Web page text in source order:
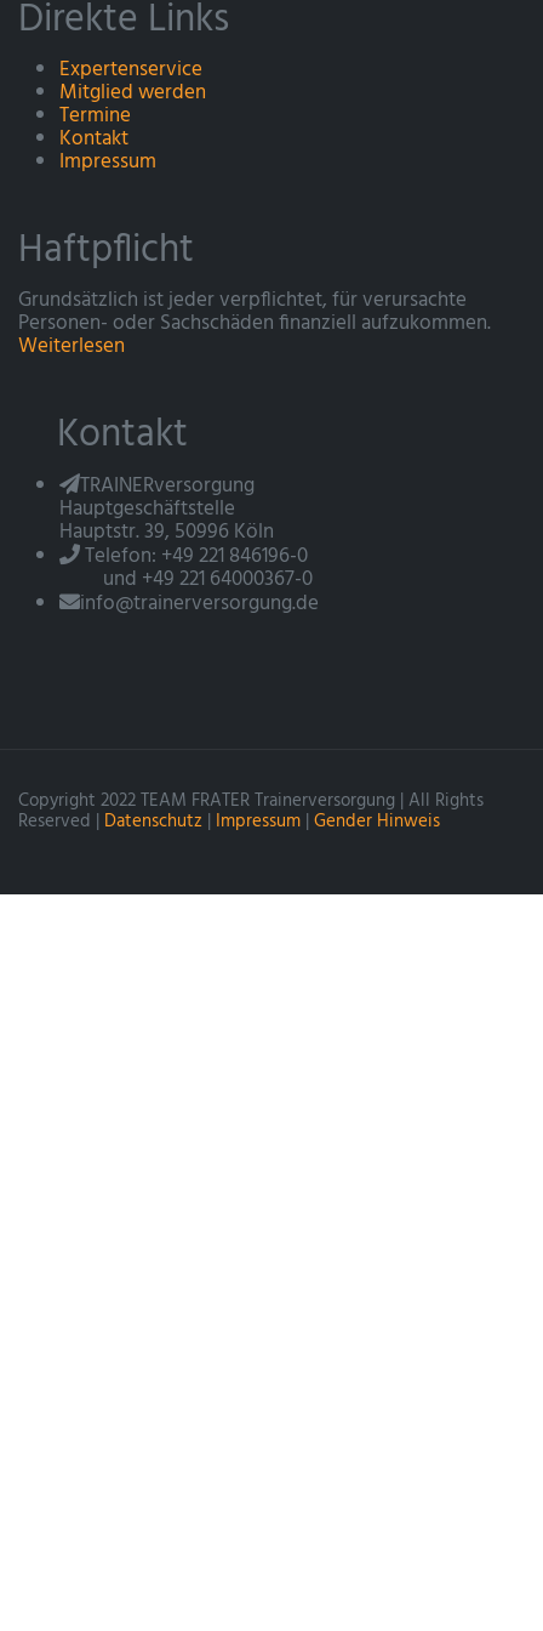
Direkte Links
Expertenservice
Mitglied werden
Termine
Kontakt
Impressum
Haftpflicht
Grundsätzlich ist jeder verpflichtet, für verursachte
Personen- oder Sachschäden finanziell aufzukommen.
Weiterlesen
Kontakt
TRAINERversorgung
Hauptgeschäftstelle
Hauptstr. 39, 50996 Köln
Telefon: +49 221 846196-0
und +49 221 64000367-0
info@trainerversorgung.de
Copyright 2022 TEAM FRATER Trainerversorgung | All Rights
Reserved | Datenschutz | Impressum | Gender Hinweis